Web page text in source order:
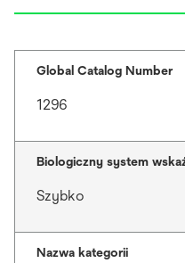
Global Catalog Number
1296
Biologiczny system
Szybko
Nazwa kategorii